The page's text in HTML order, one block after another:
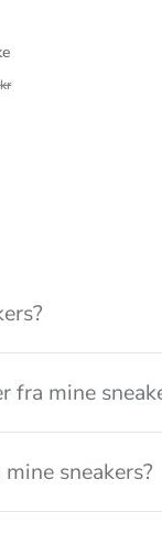
fra mine
sneakers?